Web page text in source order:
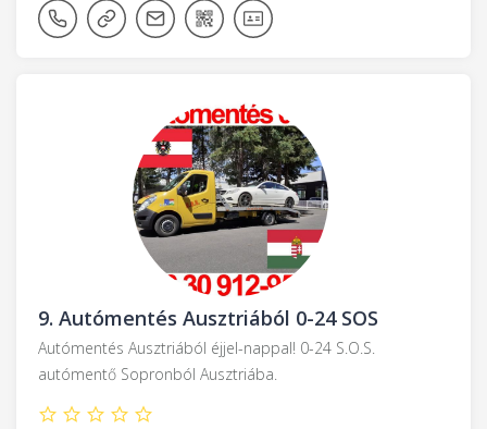
9. Autómentés Ausztriából 0-24 SOS
Autómentés Ausztriából éjjel-nappal! 0-24 S.O.S.
autómentő Sopronból Ausztriába.